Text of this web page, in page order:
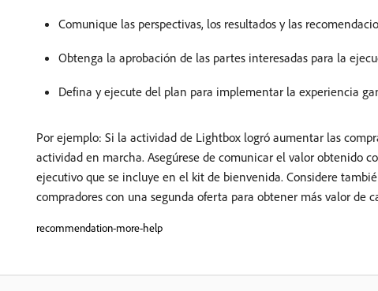
Comunique las perspectivas, los resultados y las
Obtenga la aprobación de las partes interesadas para la
Defina y ejecute del plan para implementar la experiencia
Por ejemplo: Si la actividad de Lightbox logró aumentar las
actividad en marcha. Asegúrese de comunicar el valor obtenido
ejecutivo que se incluye en el kit de bienvenida. Considere
compradores con una segunda oferta para obtener más valor de
recommendation-more-help